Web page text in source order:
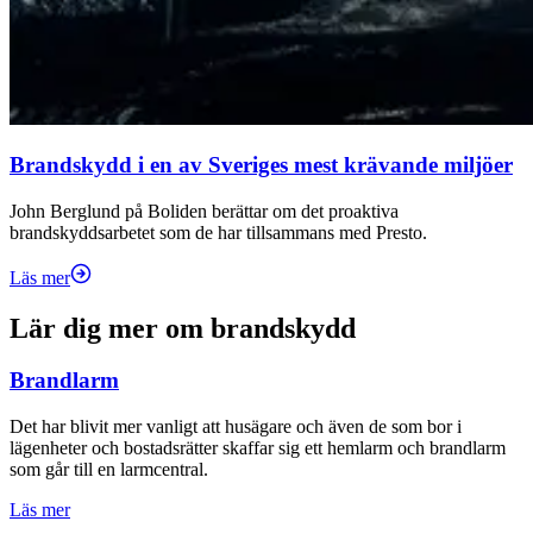
Brandskydd i en av Sveriges mest krävande miljöer
John Berglund på Boliden berättar om det proaktiva
brandskyddsarbetet som de har tillsammans med Presto.
Läs mer
Lär dig mer om brandskydd
Brandlarm
Det har blivit mer vanligt att husägare och även de som bor i
lägenheter och bostadsrätter skaffar sig ett hemlarm och brandlarm
som går till en larmcentral.
Läs mer